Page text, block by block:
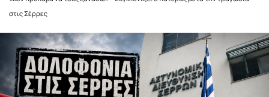
στις Σέρρες